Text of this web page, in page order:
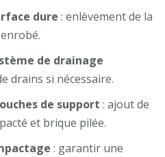
dure : enlèvement de la
de drainage
drains si nécessaire.
de support : ajout de
et brique pilée.
: garantir une